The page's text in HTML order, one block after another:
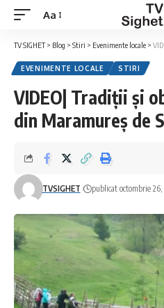
Font
Resizer
Aa
TV SIGHET> Blog > Stiri > Evenimente locale >
EVENIMENTE LOCALE STIRI
VIDEO| Tradiții și
din Maramureș de
TVSIGHET publicat octombrie 26,